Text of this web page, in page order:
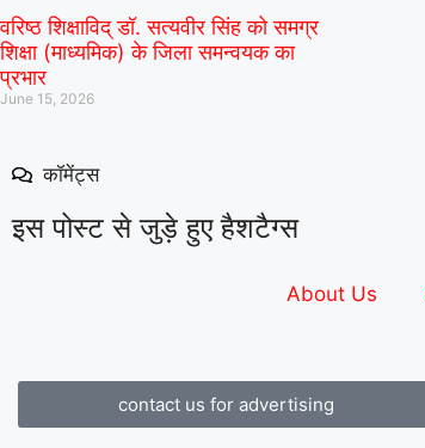
वरिष्ठ शिक्षाविद् डॉ. सत्यवीर सिंह को समग्र
शिक्षा (माध्यमिक) के जिला समन्वयक का
प्रभार
June 15, 2026
कॉमेंट्स
इस पोस्ट से जुड़े हुए हैशटैग्स
About Us
contact us for advertising